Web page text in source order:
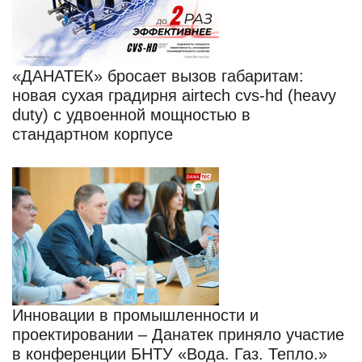
«ДАHATEК» бросает вызов габаритам:
новая сухая градирня airtech cvs-hd (heavy
duty) с удвоенной мощностью в
стандартном корпусе
Инновации в промышленности и
проектировании – Данатек приняло участие
в конференции БНТУ «Вода. Газ. Тепло.»